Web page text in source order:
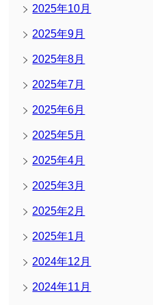
2025年10月
2025年9月
2025年8月
2025年7月
2025年6月
2025年5月
2025年4月
2025年3月
2025年2月
2025年1月
2024年12月
2024年11月